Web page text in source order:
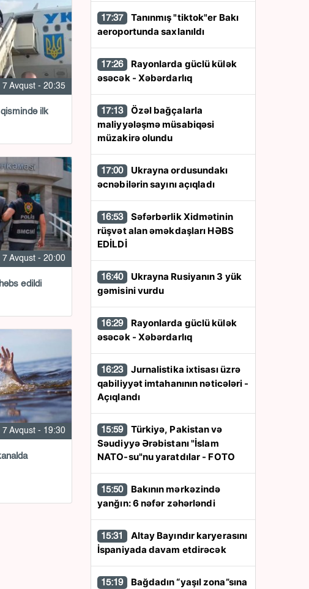
7 Avqust - 20:35
ilk
7 Avqust - 20:00
edildi
7 Avqust - 19:30
17:37
aeroportunda saxlanıldı
17:26
əsəcək - Xəbərdarlıq
17:13
maliyyələşmə müsabiqəsi
müzakirə olundu
17:00
əcnəbilərin sayını açıqladı
16:53
rüşvət alan əməkdaşları HƏBS
EDİLDİ
16:40
gəmisini vurdu
16:29
əsəcək - Xəbərdarlıq
16:23
qabiliyyət imtahanının nəticələri -
Açıqlandı
15:59
Səudiyyə Ərəbistanı "İslam
NATO-su"nu yaratdılar - FOTO
15:50
yanğın: 6 nəfər zəhərləndi
15:31
İspaniyada davam etdirəcək
15:19